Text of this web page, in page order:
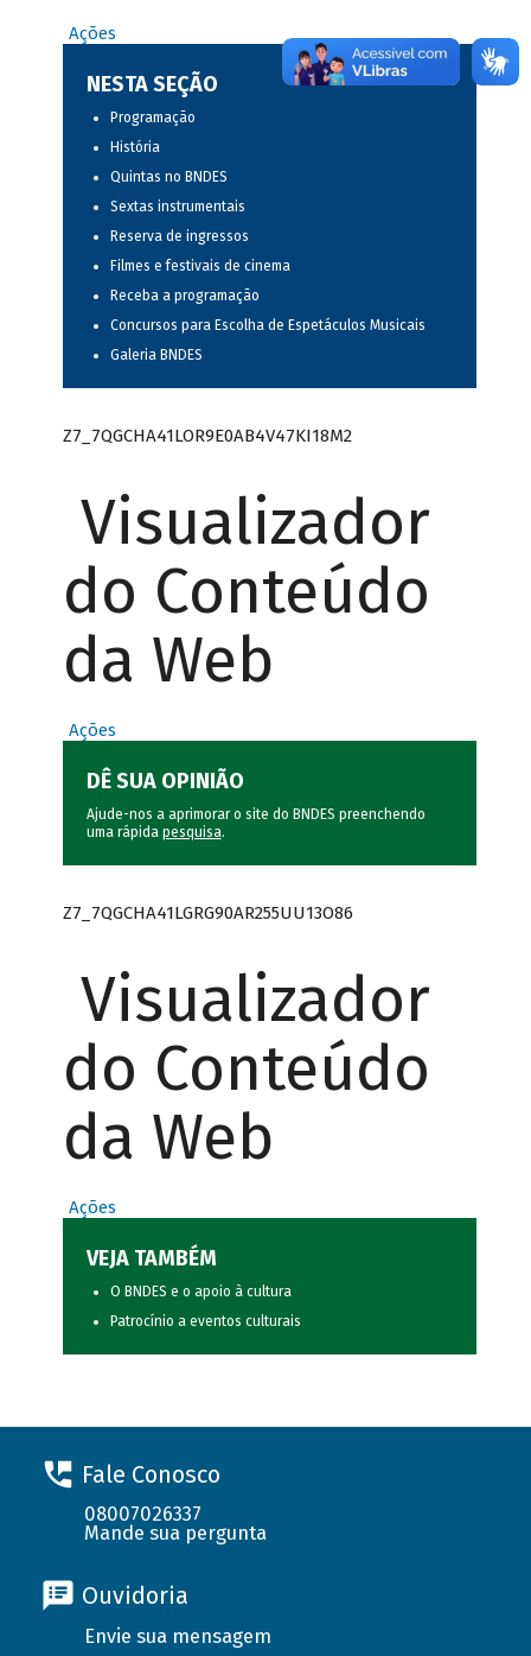
Ações
NESTA SEÇÃO
Programação
História
Quintas no BNDES
Sextas instrumentais
Reserva de ingressos
Filmes e festivais de cinema
Receba a programação
Concursos para Escolha de Espetáculos Musicais
Galeria BNDES
Z7_7QGCHA41LOR9E0AB4V47KI18M2
Visualizador
do Conteúdo
da Web
Ações
DÊ SUA OPINIÃO
Ajude-nos a aprimorar o site do BNDES preenchendo
uma rápida pesquisa.
Z7_7QGCHA41LGRG90AR255UU13O86
Visualizador
do Conteúdo
da Web
Ações
VEJA TAMBÉM
O BNDES e o apoio à cultura
Patrocínio a eventos culturais
Fale Conosco
08007026337
Mande sua pergunta
Ouvidoria
Envie sua mensagem